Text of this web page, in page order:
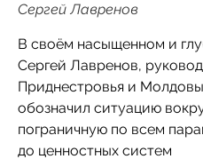
Сергей Лавренов
В своём насыщенном и
Сергей Лавренов,
Приднестровья и
обозначил ситуацию
пограничную по всем
до ценностных систем